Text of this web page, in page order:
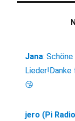
Jana:
Lieder!Danke
😘
jero (Pi